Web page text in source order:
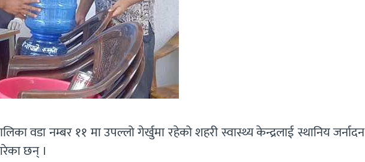
वडा नम्बर ११ मा उपल्लो गेर्खुमा रहेको शहरी स्वास्थ्य केन्द्रलाई स्थानिय जर्नादन
छन् ।